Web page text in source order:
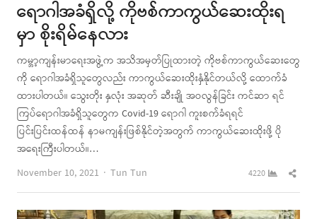
ရောဂါအခံရှိလို့ ကိုဗစ်ကာကွယ်ဆေးထိုးရ
မှာ စိုးရိမ်နေလား
ကမ္ဘာ့ကျန်းမာရေးအဖွဲ့က အသိအမှတ်ပြုထားတဲ့ ကိုဗစ်ကာကွယ်ဆေးတွေ
ကို ရောဂါအခံရှိသူတွေလည်း ကာကွယ်ဆေးထိုးနှံနိုင်တယ်လို့ ထောက်ခံ
ထားပါတယ်။ သွေးတိုး နှလုံး အဆုတ် ဆီးချို အဝလွန်ခြင်း ကင်ဆာ ရင်
ကြပ်ရောဂါအခံရှိသူတွေက Covid-19 ရောဂါ ကူးစက်ခံရရင်
ပြင်းပြင်းထန်ထန် နာမကျန်းဖြစ်နိုင်တဲ့အတွက် ကာကွယ်ဆေးထိုးဖို့ ပို
အရေးကြီးပါတယ်။…
November 10, 2021
Author
Tun Tun 4220